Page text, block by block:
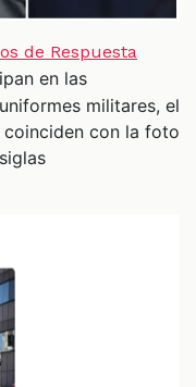
de Respuesta
en las
militares, el
con la foto